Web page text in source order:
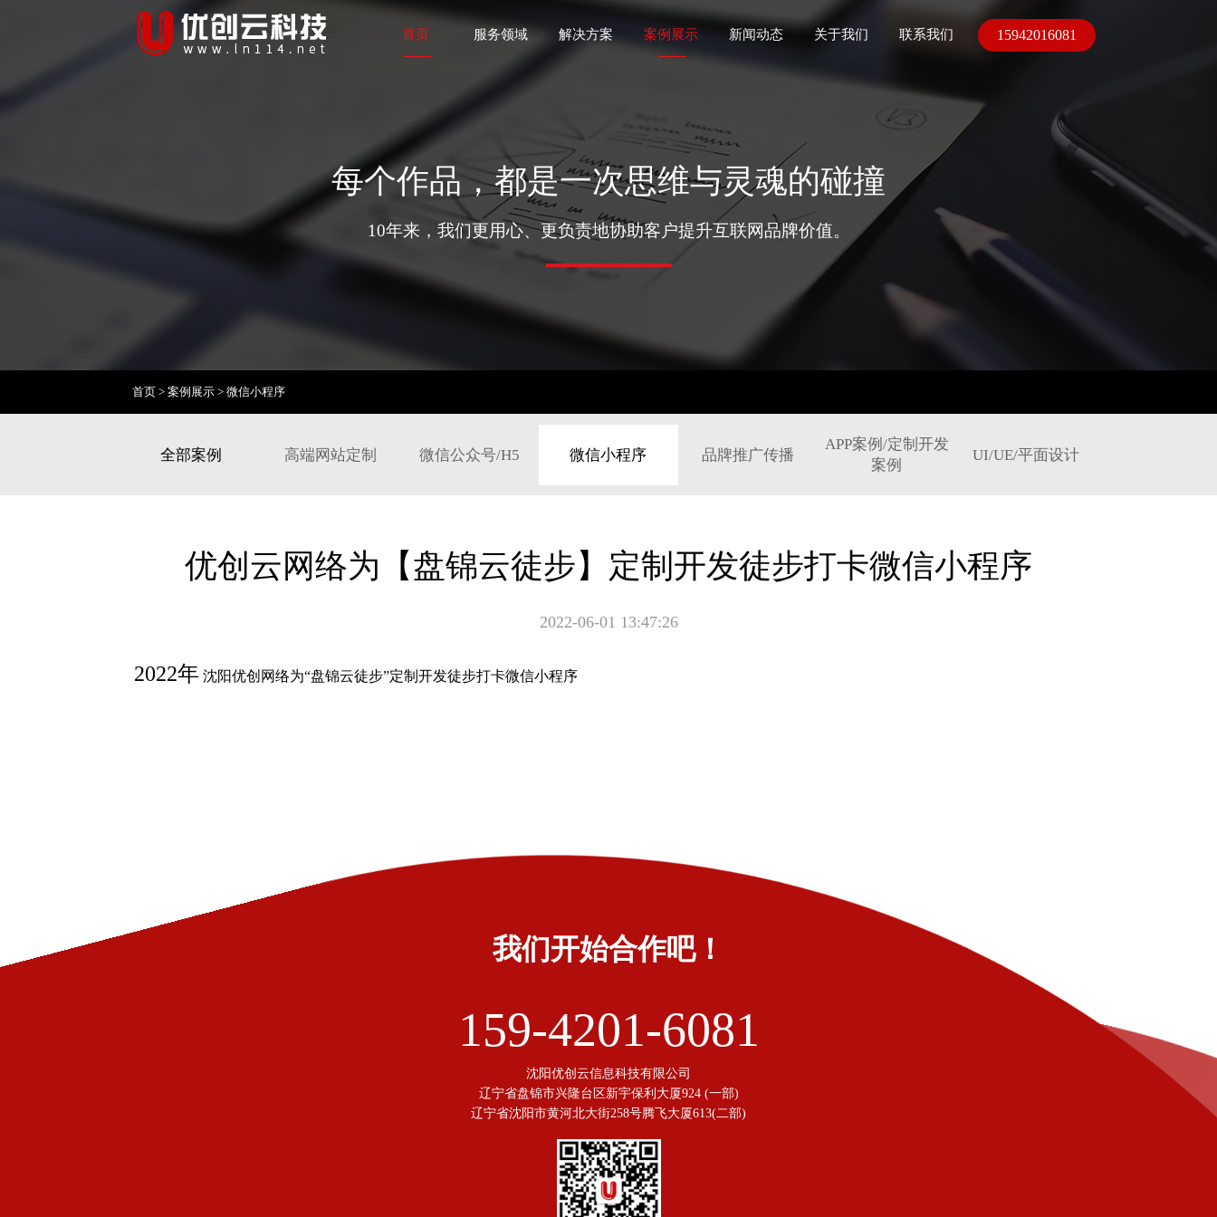
首页 服务领域 解决方案 案例展示 新闻动态 关于我们 联系我们 15942016081
每个作品，都是一次思维与灵魂的碰撞
10年来，我们更用心、更负责地协助客户提升互联网品牌价值。
首页 >案例展示 >微信小程序
全部案例 高端网站定制 微信公众号/H5 微信小程序 品牌推广传播
APP案例/定制开发
案例
UI/UE/平面设计
优创云网络为【盘锦云徒步】定制开发徒步打卡微信小程序
2022-06-01 13:47:26
2022年 沈阳优创网络为“盘锦云徒步”定制开发徒步打卡微信小程序
我们开始合作吧！
159-4201-6081
沈阳优创云信息科技有限公司
辽宁省盘锦市兴隆台区新宇保利大厦924 (一部)
辽宁省沈阳市黄河北大街258号腾飞大厦613(二部)